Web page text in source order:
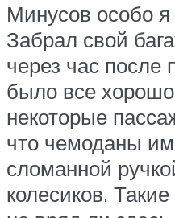
Минусов особо я
Забрал свой
через час после
было все
некоторые
что чемоданы
сломанной
колесиков.